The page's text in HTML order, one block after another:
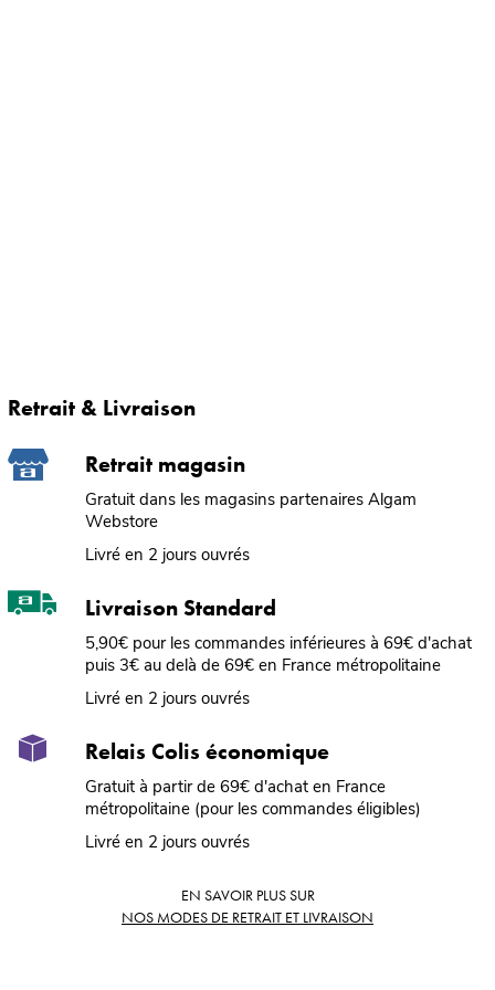
Retrait & Livraison
Retrait magasin
Gratuit dans les magasins partenaires Algam
Webstore
Livré en 2 jours ouvrés
Livraison Standard
5,90€ pour les commandes inférieures à 69€ d'achat
puis 3€ au delà de 69€ en France métropolitaine
Livré en 2 jours ouvrés
Relais Colis économique
Gratuit à partir de 69€ d'achat en France
métropolitaine (pour les commandes éligibles)
Livré en 2 jours ouvrés
EN SAVOIR PLUS SUR
NOS MODES DE RETRAIT ET LIVRAISON